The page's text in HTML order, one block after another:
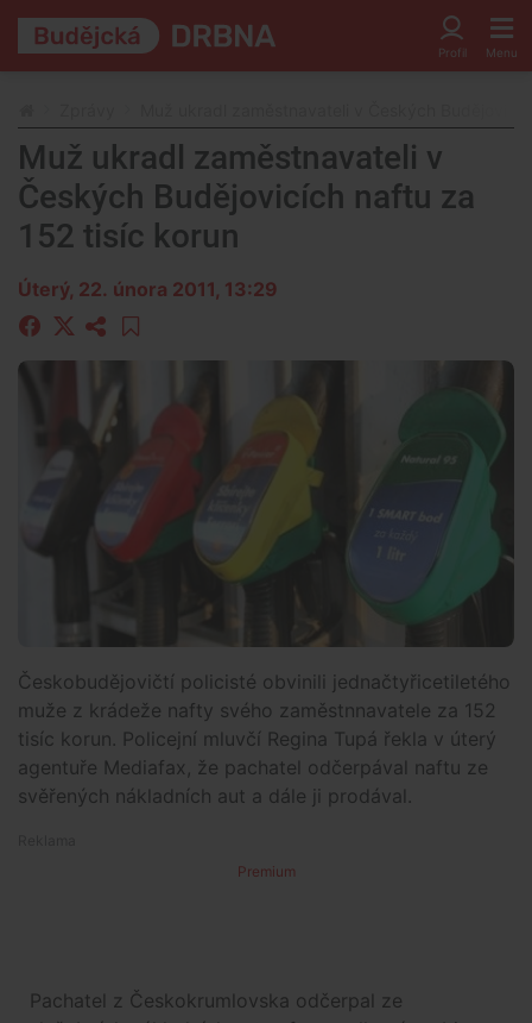
Muž ukradl zaměstnavateli v
Českých Budějovicích naftu za
152 tisíc korun
Úterý, 22. února 2011, 13:29
Českobudějovičtí policisté obvinili jednačtyřicetiletého
muže z krádeže nafty svého zaměstnnavatele za 152
tisíc korun. Policejní mluvčí Regina Tupá řekla v úterý
agentuře Mediafax, že pachatel odčerpával naftu ze
svěřených nákladních aut a dále ji prodával.
Premium
Pachatel z Českokrumlovska odčerpal ze